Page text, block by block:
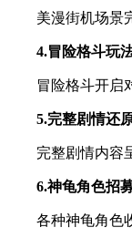
美漫街机场景完
4.冒险格斗玩
冒险格斗开启对
5.完整剧情还
完整剧情内容呈
6.神龟角色招
各种神龟角色收